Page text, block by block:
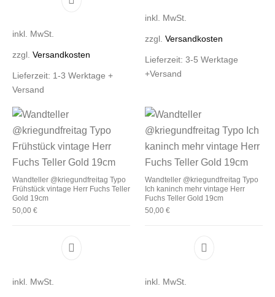
Dieses Produkt weist mehrere Varianten auf.
inkl. MwSt.
zzgl. Versandkosten
Lieferzeit: 1-3 Werktage +
Versand
inkl. MwSt.
zzgl. Versandkosten
Lieferzeit: 3-5 Werktage
+Versand
Wandteller @kriegundfreitag Typo
Frühstück vintage Herr Fuchs Teller
Gold 19cm
50,00 €
Dieses Produkt weist mehrere Varianten auf.
inkl. MwSt.
Wandteller @kriegundfreitag Typo
Ich kaninch mehr vintage Herr
Fuchs Teller Gold 19cm
50,00 €
Dieses Produkt
inkl. MwSt.